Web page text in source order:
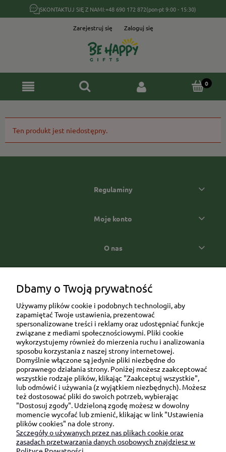
SKONTAKTUJ SIĘ Z NAMI:+48 690 172 872(pon-pt 9:00 - 15:30)
Zarejestruj się Zaloguj się
Ten produkt jest niedostępny.
Regulaminy
Moje konto
O nas
Ul. Brukowa 6/8 lok. 57/58
91-341 Łódź
NIP: 6751510615
SKONTAKTUJ SIĘ Z NAMI:
sklep@be-happygifts.com
+48 690 172 872
Dbamy o Twoją prywatność
Używamy plików cookie i podobnych technologii, aby
zapamiętać Twoje ustawienia, prezentować
spersonalizowane treści i reklamy oraz udostępniać funkcje
związane z mediami społecznościowymi. Pliki cookie
wykorzystujemy również do mierzenia ruchu i analizowania
sposobu korzystania z naszej strony internetowej.
Domyślnie włączone są jedynie pliki niezbędne do
poprawnego działania strony. Poniżej możesz zaakceptować
wszystkie rodzaje plików, klikając "Zaakceptuj wszystkie",
lub odmówić i używania (z wyjątkiem niezbędnych). Możesz
też dostosować pliki do swoich potrzeb, wybierając
"Dostosuj zgody". Udzieloną zgodę możesz w dowolny
momencie wycofać lub zmienić, klikając w link "Ustawienia
plików cookies" na dole strony.
Szczegóły o używanych przez nas plikach cookie oraz
zasadach przetwarzania danych osobowych znajdziesz w